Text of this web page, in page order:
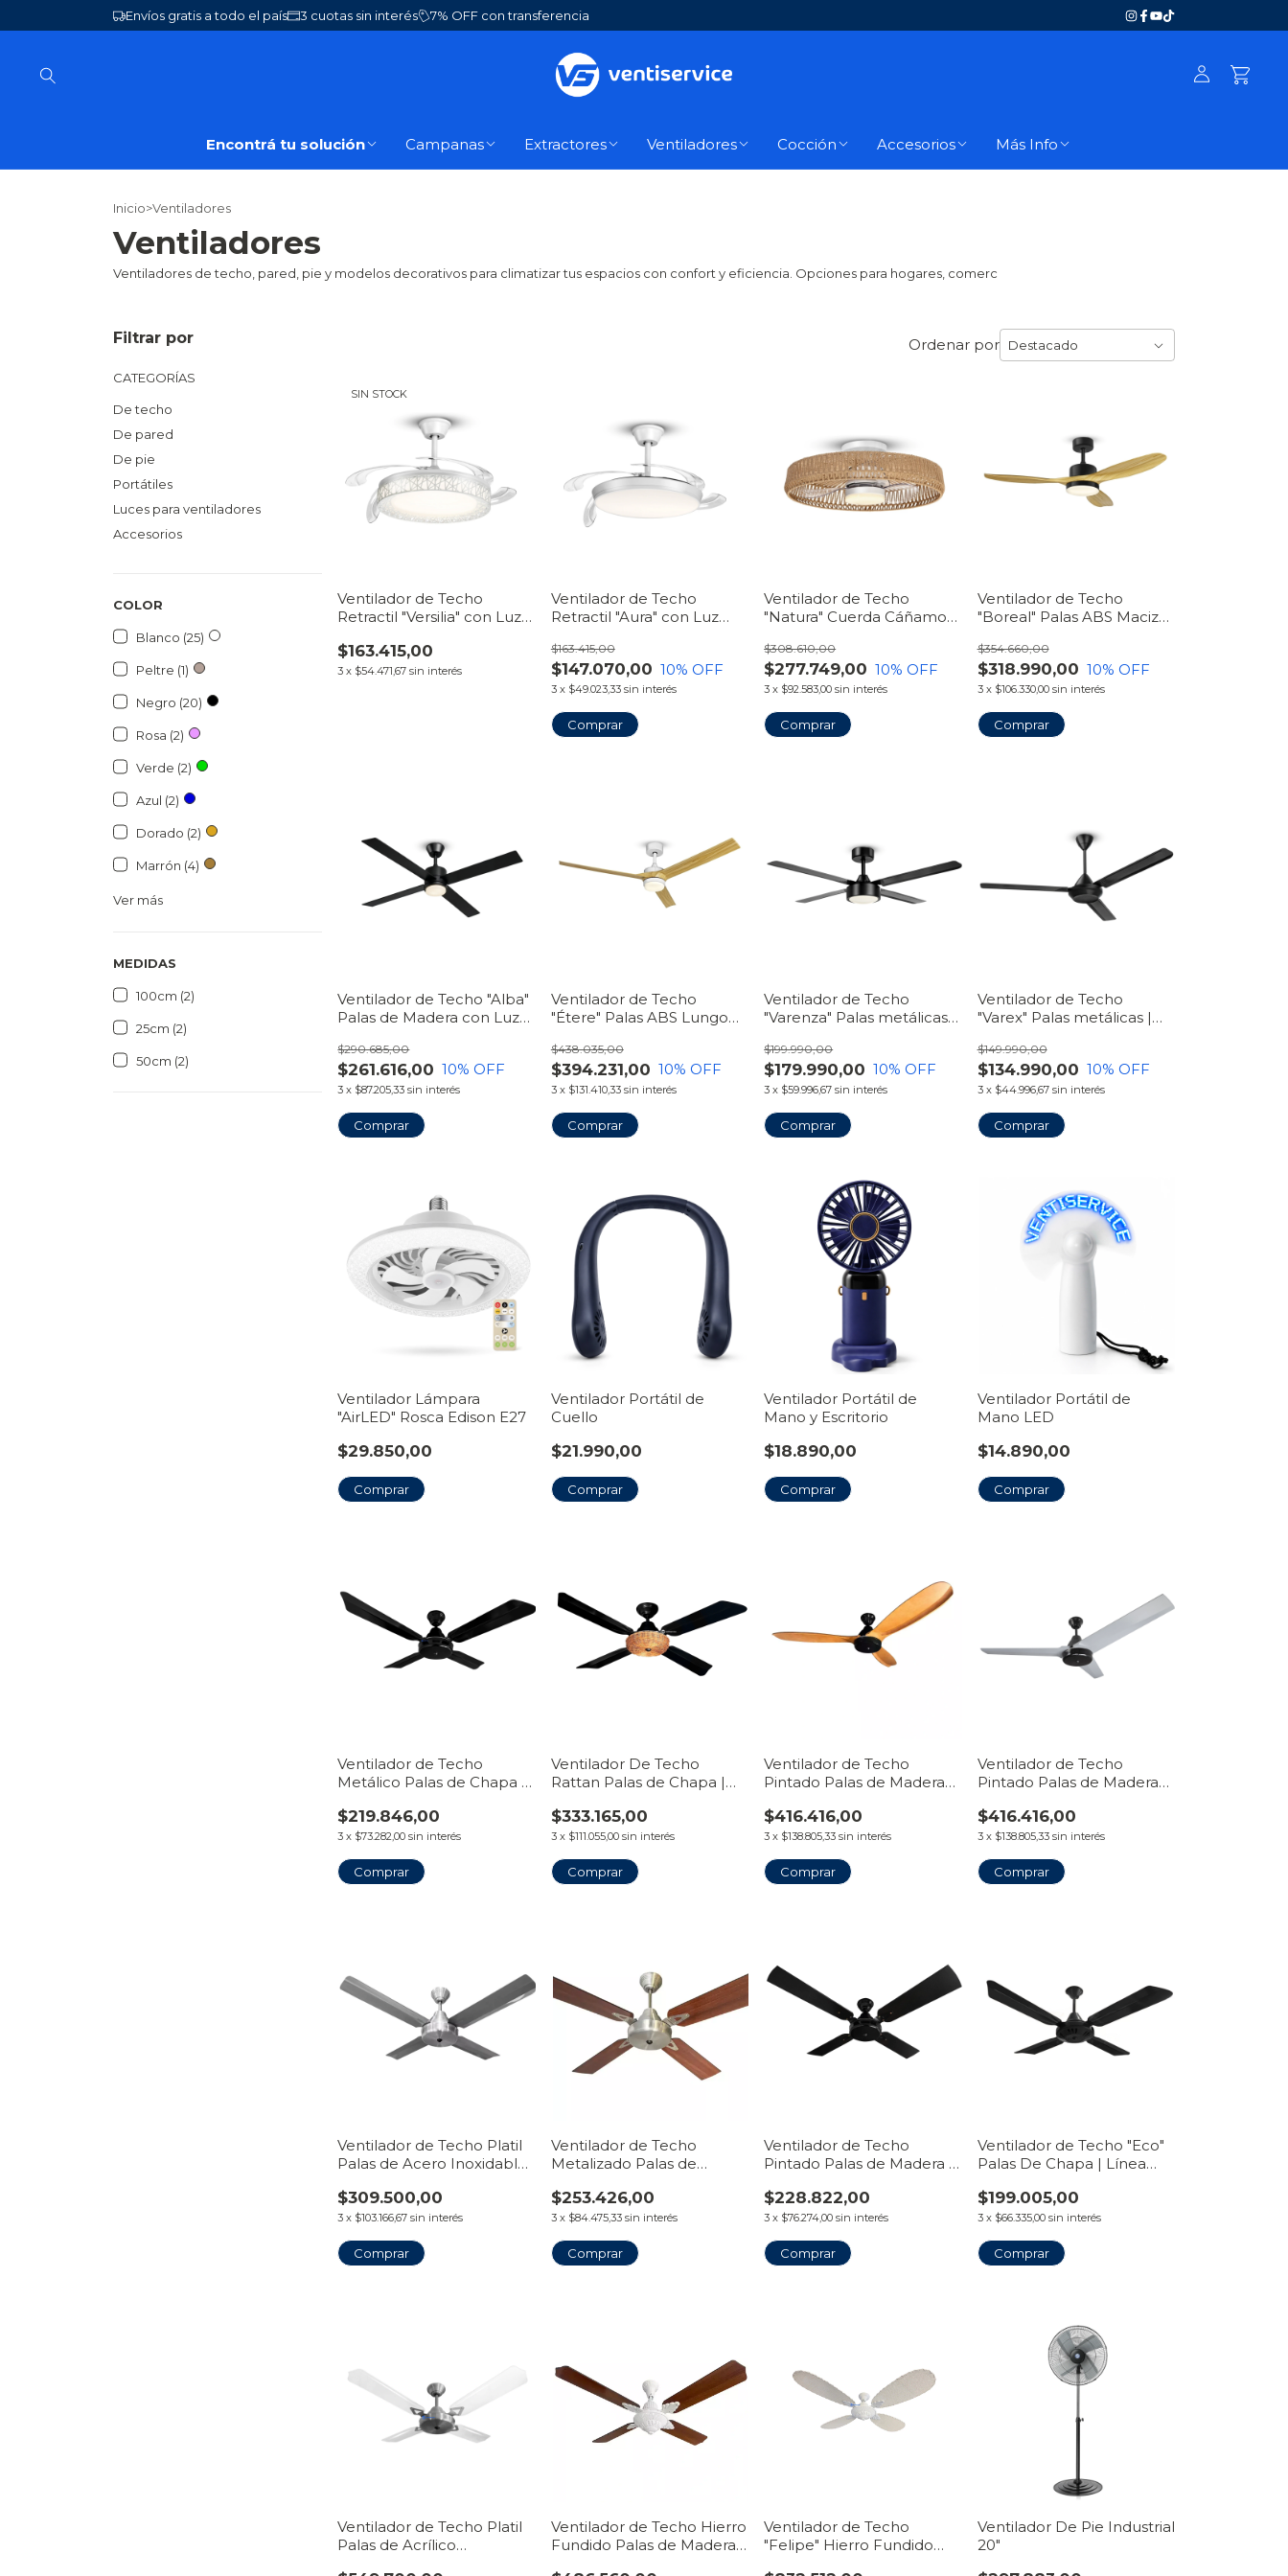
Envíos gratis a todo el país 3 cuotas sin interés 7% OFF con transferencia
Encontrá tu solución Campanas Extractores Ventiladores Cocción Accesorios Más Info
Inicio>Ventiladores
Ventiladores
Ventiladores de techo, pared, pie y modelos decorativos para climatizar tus espacios con confort y eficiencia. Opciones para hogares, comerc
Filtrar por
CATEGORÍAS
De techo
De pared
De pie
Portátiles
Luces para ventiladores
Accesorios
COLOR
Blanco (25)
Peltre (1)
Negro (20)
Rosa (2)
Verde (2)
Azul (2)
Dorado (2)
Marrón (4)
Ver más
MEDIDAS
100cm (2)
25cm (2)
50cm (2)
Ordenar por
SIN STOCK
Ventilador de Techo
Retractil "Versilia" con Luz
VentiHome
$163.415,00
3 x $54.471,67 sin interés
Ventilador de Techo
Retractil "Aura" con Luz
VentiHome
$147.070,00
$163.415,00
10% OFF
3 x $49.023,33 sin interés
Comprar
Ventilador de Techo
"Natura" Cuerda Cáñamo
VentiHome
$277.749,00
$308.610,00
10% OFF
3 x $92.583,00 sin interés
Ventilador de Techo
"Boreal" Palas ABS Maciza
VentiHome
$318.990,00
$354.660,00
10% OFF
3 x $106.330,00 sin interés
Comprar
Ventilador de Techo "Alba"
Palas de Madera con Luz
VentiHome
$261.616,00
$290.685,00
10% OFF
3 x $87.205,33 sin interés
Comprar
Ventilador de Techo
"Étere" Palas ABS Lungo
VentiHome
$394.231,00
$438.035,00
10% OFF
3 x $131.410,33 sin interés
Comprar
Ventilador de Techo
"Varenza" Palas metálicas
VentiHome
$179.990,00
$199.990,00
10% OFF
3 x $59.996,67 sin interés
Comprar
Ventilador de Techo
"Varex" Palas metálicas |
$134.990,00
$149.990,00
10% OFF
3 x $44.996,67 sin interés
Comprar
Ventilador Lámpara
"AirLED" Rosca Edison E27
$29.850,00
Ventilador Portátil de
Cuello
$21.990,00
Comprar
Ventilador Portátil de
Mano y Escritorio
$18.890,00
Comprar
Ventilador Portátil de
Mano LED
$14.890,00
Comprar
Ventilador de Techo
Metálico Palas de Chapa |
$219.846,00
3 x $73.282,00 sin interés
Comprar
Ventilador De Techo
Rattan Palas de Chapa |
$333.165,00
3 x $111.055,00 sin interés
Comprar
Ventilador de Techo
Pintado Palas de Madera
Tiravento
$416.416,00
3 x $138.805,33 sin interés
Comprar
Ventilador de Techo
Pintado Palas de Madera
Tiravento
$416.416,00
3 x $138.805,33 sin interés
Comprar
Ventilador de Techo Platil
Palas de Acero Inoxidable
$309.500,00
3 x $103.166,67 sin interés
Ventilador de Techo
Metalizado Palas de
Tiravento
$253.426,00
3 x $84.475,33 sin interés
Comprar
Ventilador de Techo
Pintado Palas de Madera |
$228.822,00
3 x $76.274,00 sin interés
Comprar
Ventilador de Techo "Eco"
Palas De Chapa | Línea
$199.005,00
3 x $66.335,00 sin interés
Comprar
Ventilador de Techo Platil
Palas de Acrílico
Ventilador de Techo Hierro
Fundido Palas de Madera |
Ventilador de Techo
"Felipe" Hierro Fundido
Ventilador De Pie Industrial
20"